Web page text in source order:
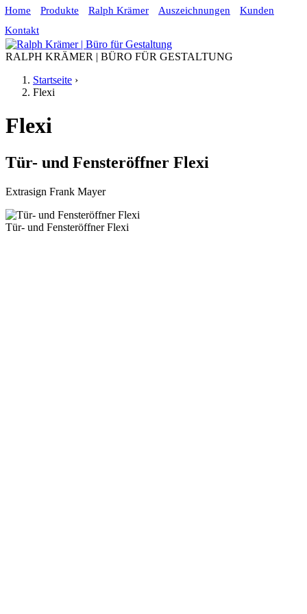
Jump to navigation
Home Produkte Ralph Krämer Auszeichnungen
Kunden
Kontakt
RALPH KRÄMER | BÜRO FÜR GESTALTUNG
Sie sind hier
Startseite ›
Flexi
Flexi
Tür- und Fensteröffner Flexi
Extrasign Frank Mayer
Tür- und Fensteröffner Flexi